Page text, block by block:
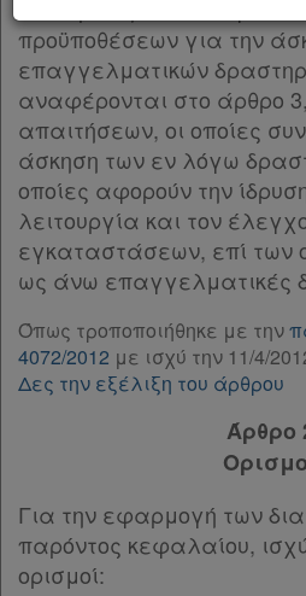
Kodiko
Forum
Αναζήτηση
Κ.Α.Δ.
Διακρατικές
Συμφωνίες
Ελλάδας
Πληροφορίες
Εταιρεία
Επικοινωνία
Παρ.5
Παρ.6
Άρθρο 5 [-]
παρ.1
παρ.2
παρ.3
παρ.4
παρ.5
παρ.6
παρ.8
παρ.9
παρ.10
παρ.14
παρ.15
καθιέρωση των
προϋποθέσεων για την
επαγγελματικών
αναφέρονται στο άρθρο
απαιτήσεων, οι οποίες
άσκηση των εν λόγω
οποίες αφορούν την
λειτουργία και τον
εγκαταστάσεων, επί των
ως άνω επαγγελματικές
Όπως τροποποιήθηκε με την
4072/2012 με ισχύ την 11/4/
Δες την εξέλιξη του άρθρου
Άρθρο
Για την εφαρμογή των
παρόντος κεφαλαίου,
ορισμοί: